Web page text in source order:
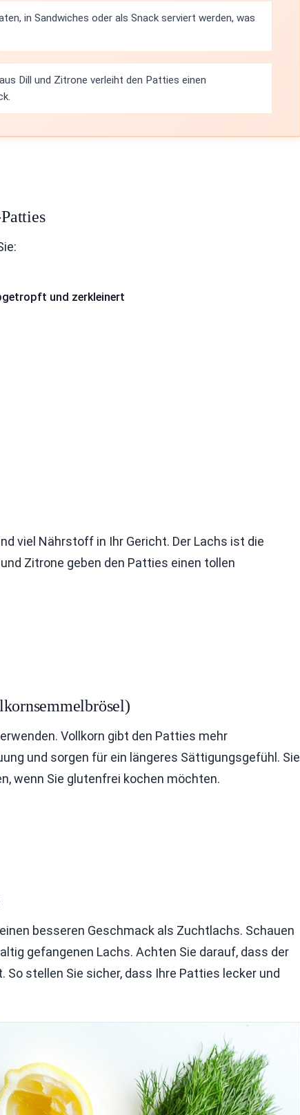
in Sandwiches oder als Snack serviert werden, was
Dill und Zitrone verleiht den Patties einen
und zerkleinert
viel Nährstoff in Ihr Gericht. Der Lachs ist die
Zitrone geben den Patties einen tollen
Vollkorn gibt den Patties mehr
und sorgen für ein längeres Sättigungsgefühl. Sie
wenn Sie glutenfrei kochen möchten.
besseren Geschmack als Zuchtlachs. Schauen
gefangenen Lachs. Achten Sie darauf, dass der
stellen Sie sicher, dass Ihre Patties lecker und